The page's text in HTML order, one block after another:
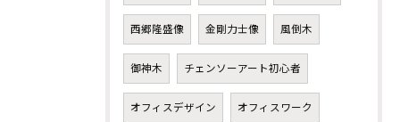
西郷隆盛像 金剛力士像 風倒木
御神木 チェンソーアート初心者
オフィスデザイン オフィスワーク